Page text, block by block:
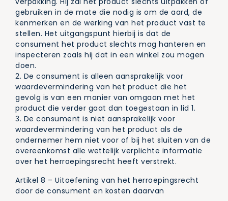
gebruiken in de mate die nodig is om de aard, de
kenmerken en de werking van het product vast te
stellen. Het uitgangspunt hierbij is dat de
consument het product slechts mag hanteren en
inspecteren zoals hij dat in een winkel zou mogen
doen.
2. De consument is alleen aansprakelijk voor
waardevermindering van het product die het
gevolg is van een manier van omgaan met het
product die verder gaat dan toegestaan in lid 1.
3. De consument is niet aansprakelijk voor
waardevermindering van het product als de
ondernemer hem niet voor of bij het sluiten van de
overeenkomst alle wettelijk verplichte informatie
over het herroepingsrecht heeft verstrekt.
Artikel 8 – Uitoefening van het herroepingsrecht
door de consument en kosten daarvan